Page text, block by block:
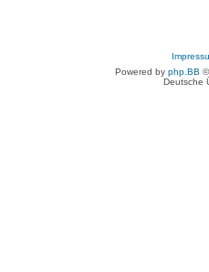
Powered by php.BB
Deutsche